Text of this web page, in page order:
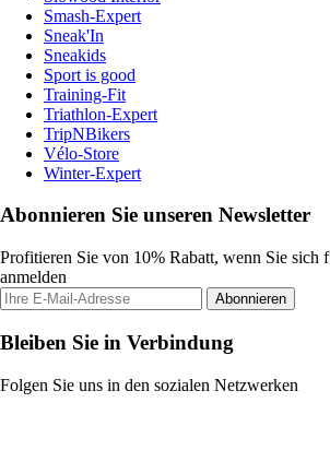
Smash-Expert
Sneak'In
Sneakids
Sport is good
Training-Fit
Triathlon-Expert
TripNBikers
Vélo-Store
Winter-Expert
Abonnieren Sie unseren Newsletter
Profitieren Sie von 10% Rabatt, wenn Sie sich
anmelden
Abonnieren
Bleiben Sie in Verbindung
Folgen Sie uns in den sozialen Netzwerken